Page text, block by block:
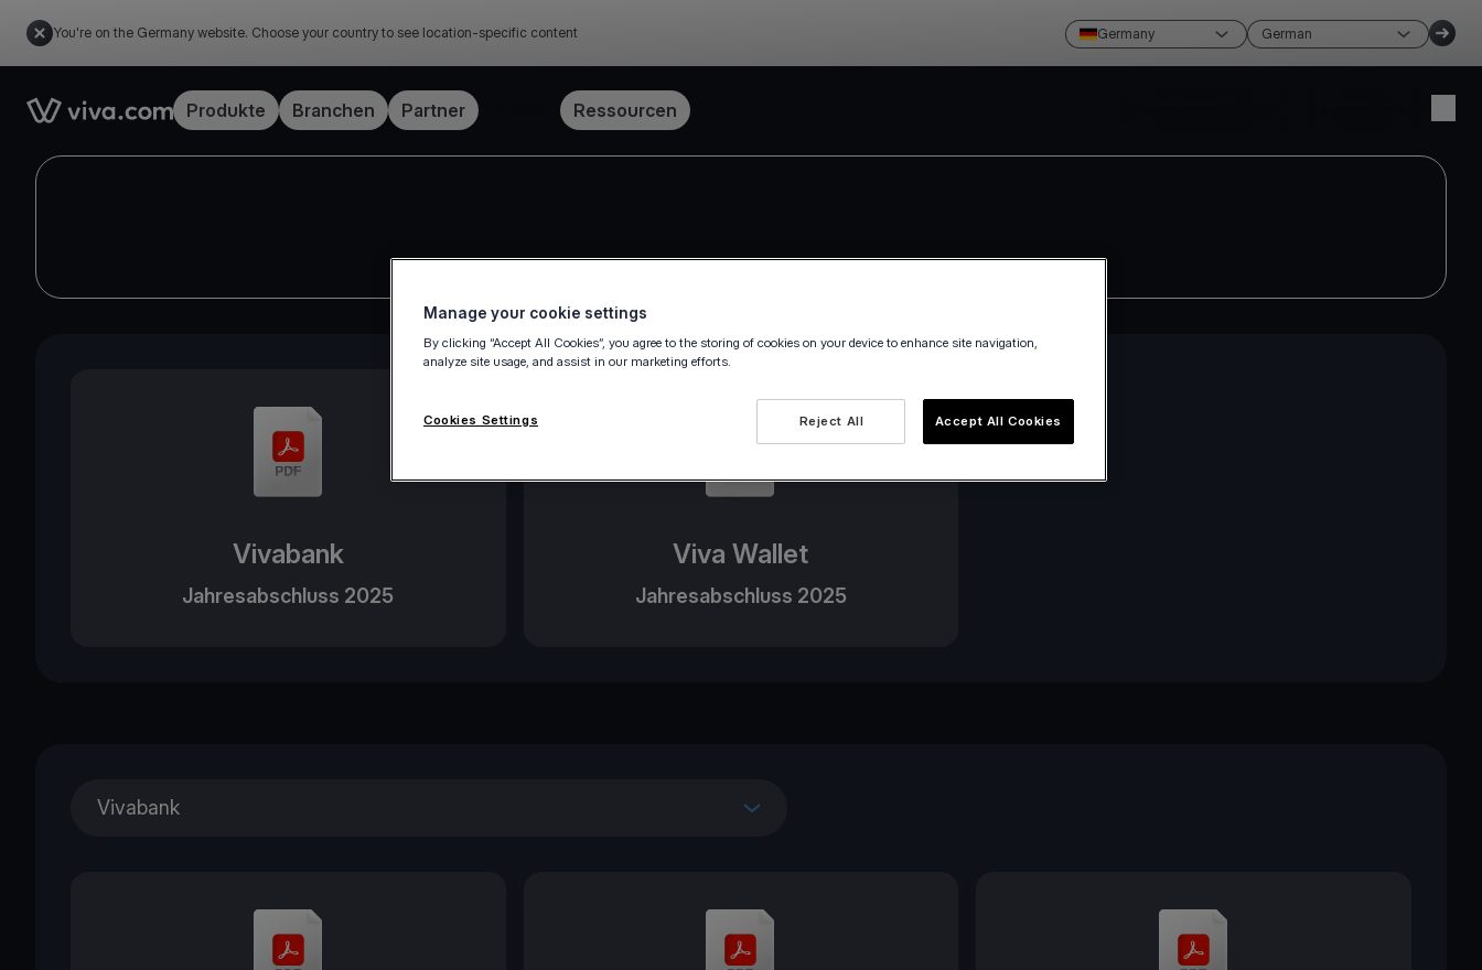
You're on the Germany website. Choose your country to see location-specific content Germany German
Link to the homepageProdukte Branchen Partner Ressourcen
Vivabank
Jahresabschluss 2025
Viva Wallet
Jahresabschluss 2025
Vivabank
Manage your cookie settings
By clicking “Accept All Cookies”, you agree to the storing of cookies on your device to enhance site navigation,
analyze site usage, and assist in our marketing efforts.
Reject All Accept All Cookies
Cookies Settings